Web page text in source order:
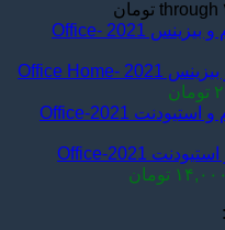
لایسنس آفیس اورجینال هوم و بیزینس 2021 -Office Home
تومان
لایسنس اورجینال آفیس هوم و استیودنت 2021-Office
تومان